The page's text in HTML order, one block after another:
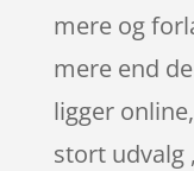
mere og
mere end
ligger
stort udvalg